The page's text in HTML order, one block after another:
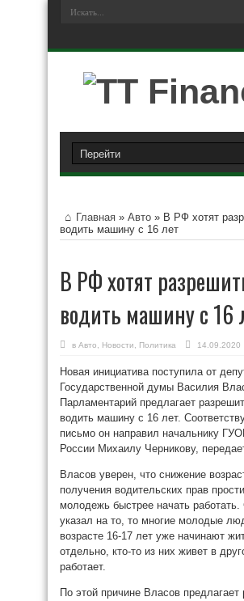
Главная » Авто » В РФ хотят
водить машину с 16 лет
В РФ хотят
водить машину с 16
в Авто Новости Политика 14.09.2020
Новая инициатива поступила от
Государственной думы Василия
Парламентарий предлагает
водить машину с 16 лет.
письмо он направил начальнику
России Михаилу Черникову,
Власов уверен, что снижение
получения водительских прав
молодежь быстрее начать
указал на то, то многие молодые
возрасте 16-17 лет уже начинают
отдельно, кто-то из них живет в
работает.
По этой причине Власов предлагает